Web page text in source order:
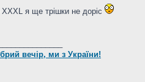
я ще трішки не доріс
вечір, ми з України!